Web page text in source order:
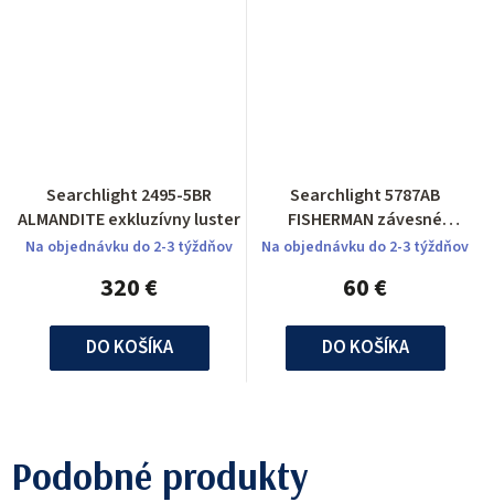
Searchlight 2495-5BR
ALMANDITE exkluzívny luster
Na objednávku do 2-3 týždňov
320 €
DO KOŠÍKA
Searchlight 5787AB
FISHERMAN závesné
svietidlo
Na objednávku do 2-3 týždňov
60 €
DO KOŠÍKA
Podobné produkty